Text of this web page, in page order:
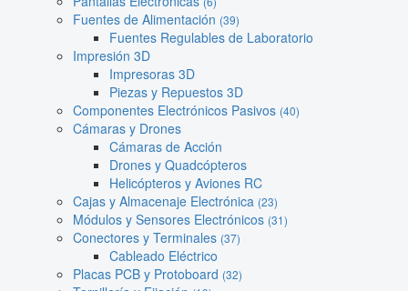
Fuentes de Alimentación (39)
Fuentes Regulables de Laboratorio
Impresión 3D
Impresoras 3D
Piezas y Repuestos 3D
Componentes Electrónicos Pasivos (40)
Cámaras y Drones
Cámaras de Acción
Drones y Quadcópteros
Helicópteros y Aviones RC
Cajas y Almacenaje Electrónica (23)
Módulos y Sensores Electrónicos (31)
Conectores y Terminales (37)
Cableado Eléctrico
Placas PCB y Protoboard (32)